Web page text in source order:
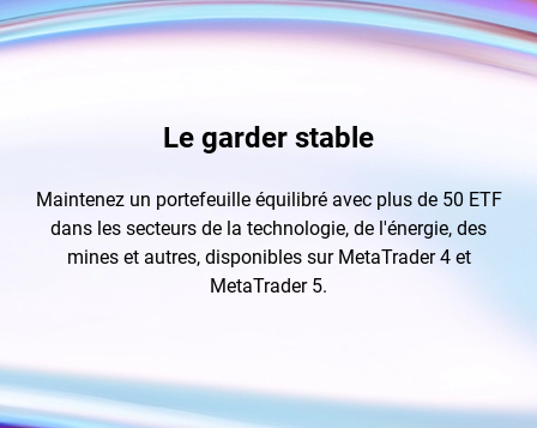
Le garder stable
Maintenez un portefeuille équilibré avec plus de 50 ETF
dans les secteurs de la technologie, de l'énergie, des
mines et autres, disponibles sur MetaTrader 4 et
MetaTrader 5.